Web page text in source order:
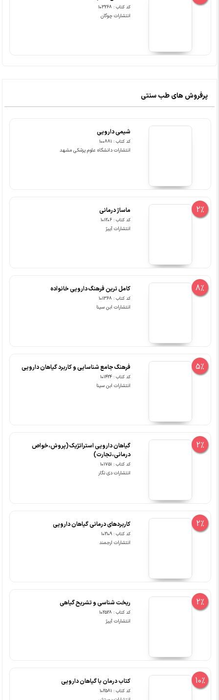
کد کتاب : 103268
انتشارات چوگان
پرفروش های طب سنتی
شیمی دارویی
کد کتاب : 100881
انتشارات دانشگاه علوم پزشکی مشهد
2% ماساژ درمانی
کد کتاب : 101206
انتشارات آییژ
8% کامل ترین فرهنگ دارویی خانواده
کد کتاب : 101368
انتشارات ابن سینا
5% فرهنگ جامع شناسایی و کاربرد گیاهان دارویی
کد کتاب : 101424
انتشارات ابن سینا
2%
گیاهان دارویی استراتژیک (پروش،خواص
درمانی،تجارت)
کد کتاب : 101751
انتشارات دی نگار
2% کاربردهای درمانی گیاهان دارویی
کد کتاب : 102109
انتشارات ارجمند
2% ریخت شناسی و تشریح گیاهی
کد کتاب : 102528
انتشارات آییژ
10% کتاب درمان با گیاهان دارویی
کد کتاب : 102581